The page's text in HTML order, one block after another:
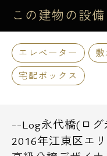
この建物の設備
エレベーター
宅配ボックス
--Log永代橋(ロ
2016年江東区エ